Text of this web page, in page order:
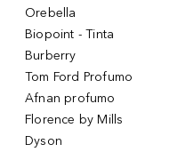
Orebella
Biopoint - Tinta
Burberry
Tom Ford Profumo
Afnan profumo
Florence by Mills
Dyson